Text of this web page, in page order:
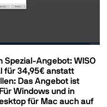
Spezial-Angebot: WISO
für 34,95€ anstatt
: Das Angebot ist
Windows und in
für Mac auch auf